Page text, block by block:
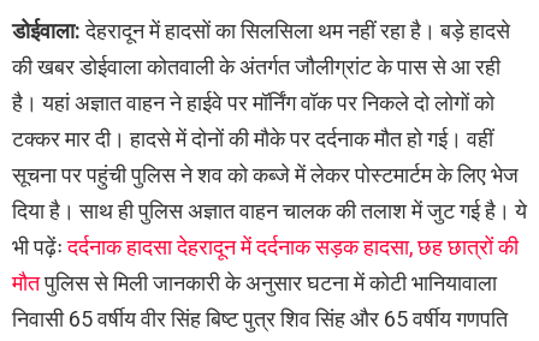
डोईवाला:देहरादून में हादसों का सिलसिला थम नहीं रहा है। बड़े हादसे
की खबरडोईवाला कोतवाली के अंतर्गत जौलीग्रांट के पास से आ रही
है। यहां अज्ञात वाहन ने हाईवे पर मॉर्निंग वॉक पर निकले दो लोगों को
टक्कर मार दी। हादसे में दोनों की मौके पर दर्दनाक मौत हो गई। वहीं
सूचना पर पहुंची पुलिस ने शव को कब्जे में लेकर पोस्टमार्टम के लिए भेज
दिया है। साथ ही पुलिस अज्ञात वाहन चालक की तलाश में जुट गई है। ये
भी पढ़ेंःदर्दनाक हादसा देहरादून में दर्दनाक सड़क हादसा, छह छात्रों की
मौतपुलिस से मिली जानकारी के अनुसार घटना में कोटी भानियावाला
निवासी 65 वर्षीय वीर सिंह बिष्ट पुत्र शिव सिंह और 65 वर्षीय गणपति